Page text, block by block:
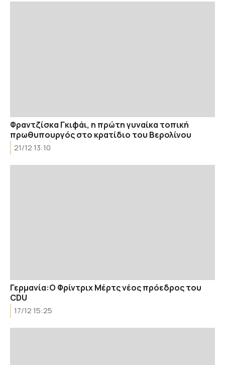
Φραντζίσκα Γκιφάι, η πρώτη γυναίκα τοπική
πρωθυπουργός στο κρατίδιο του Βερολίνου
21/12 13:10
Γερμανία:Ο Φρίντριχ Μέρτς νέος πρόεδρος του
CDU
17/12 15:25